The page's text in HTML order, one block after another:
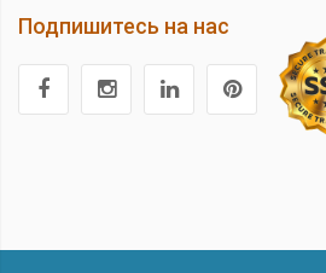
Подпишитесь на нас